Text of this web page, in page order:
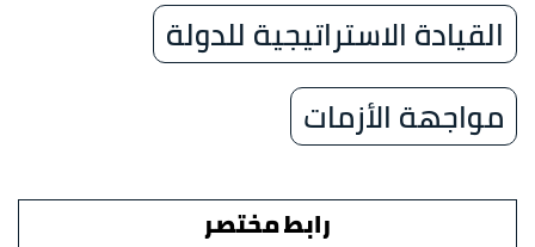
القيادة الاستراتيجية للدولة
مواجهة الأزمات
رابط مختصر